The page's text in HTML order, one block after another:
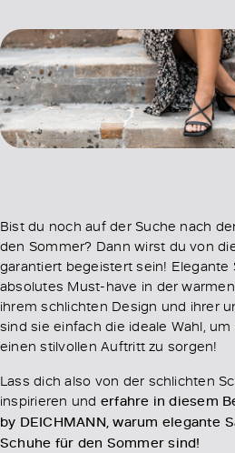
Bist du noch auf der Suche nach
den Sommer? Dann wirst du von
garantiert begeistert sein! Elegante
absolutes Must-have in der
ihrem schlichten Design und ihrer
sind sie einfach die ideale Wahl,
einen stilvollen Auftritt zu sorgen!
Lass dich also von der schlichten
inspirieren und erfahre in diesem
by DEICHMANN, warum elegante
Schuhe für den Sommer sind!